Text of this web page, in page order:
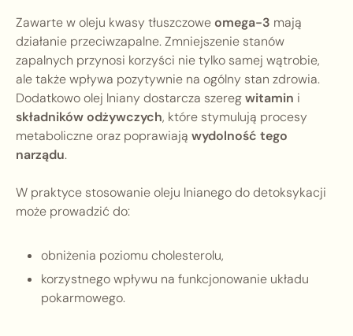
Zawarte w oleju kwasy tłuszczoweomega-3 mają
działanie przeciwzapalne. Zmniejszenie stanów
zapalnych przynosi korzyści nie tylko samej wątrobie,
ale także wpływa pozytywnie na ogólny stan zdrowia.
Dodatkowo olej lniany dostarcza szeregwitamin i
składników odżywczych, które stymulują procesy
metaboliczne oraz poprawiają wydolność tego
narządu.
W praktyce stosowanie oleju lnianego do detoksykacji
może prowadzić do:
obniżenia poziomu cholesterolu,
korzystnego wpływu na funkcjonowanie układu
pokarmowego.